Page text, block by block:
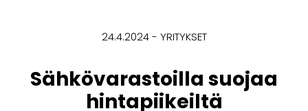
24.4.2024 YRITYKSET
Sähkövarastoilla suojaa
hintapiikeiltä